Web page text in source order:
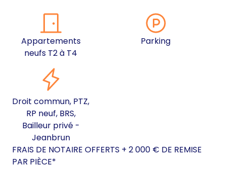
Appartements
neufs T2 à T4
Parking
Droit commun, PTZ,
RP neuf, BRS,
Bailleur privé -
Jeanbrun
FRAIS DE NOTAIRE OFFERTS + 2 000 € DE REMISE
PAR PIÈCE*